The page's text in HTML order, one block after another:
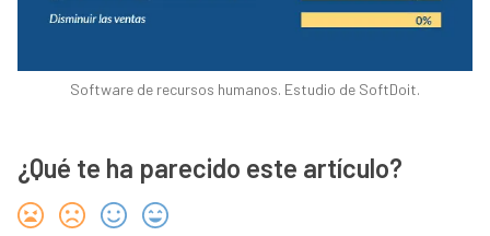
Software de recursos humanos. Estudio de SoftDoit.
¿Qué te ha parecido este artículo?